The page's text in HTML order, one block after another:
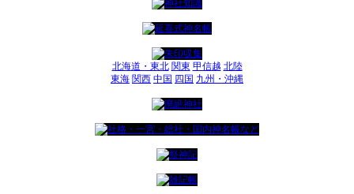
北海道・東北 関東 甲信越 北陸
東海 関西 中国 四国 九州・沖縄